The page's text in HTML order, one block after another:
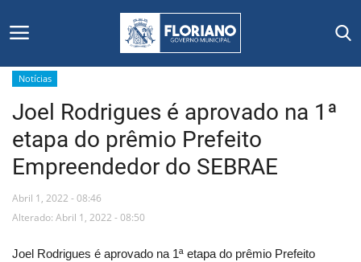
Início
Editais
Floriano
Notícias
Joel Rodrigues é aprovado na 1ª
etapa do prêmio Prefeito
Empreendedor do SEBRAE
Abril 1, 2022 - 08:46
Alterado: Abril 1, 2022 - 08:50
Joel Rodrigues é aprovado na 1ª etapa do prêmio Prefeito